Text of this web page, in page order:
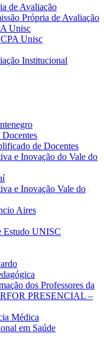
de Avaliação
Própria de Avaliação
Unisc
Unisc
Institucional
de Docentes
e Inovação do Vale do
e Inovação Vale do
Aires
Estudo UNISC
dos Professores da
PRESENCIAL –
Médica
em Saúde